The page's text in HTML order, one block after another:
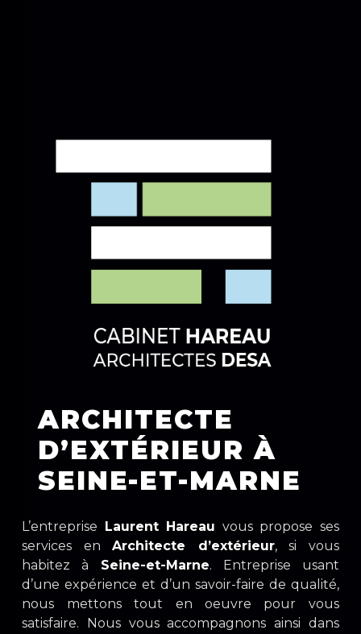
ARCHITECTE
D’EXTÉRIEUR À
SEINE-ET-MARNE
L’entreprise Laurent Hareau vous propose ses
services enArchitecte d’extérieur, si vous
habitez à Seine-et-Marne. Entreprise usant
d’une expérience et d’un savoir-faire de qualité,
nous mettons tout en oeuvre pour vous
satisfaire. Nous vous accompagnons ainsi dans